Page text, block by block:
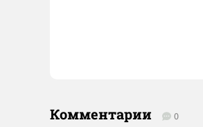
Комментарии 0